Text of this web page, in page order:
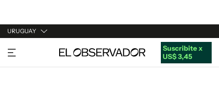
URUGUAY
URUGUAY
ARGENTINA
Suscribite x
US$ 3,45